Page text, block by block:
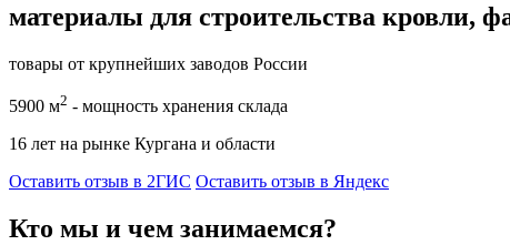
материалы для строительства кровли,
товары от крупнейших заводов России
5900 м2 - мощность хранения склада
16 лет на рынке Кургана и области
Оставить отзыв в 2ГИС Оставить отзыв в Яндекс
Кто мы и чем занимаемся?